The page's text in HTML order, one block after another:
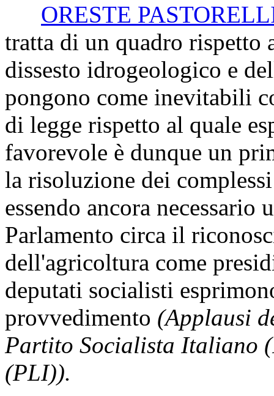
ORESTE
tratta di un quadro rispetto
dissesto idrogeologico e
pongono come inevitabili
di legge rispetto al quale
favorevole è dunque un
la risoluzione dei
essendo ancora necessario
Parlamento circa il
dell'agricoltura come
deputati socialisti
provvedimento (Applausi
Partito Socialista Italiano
(PLI)).